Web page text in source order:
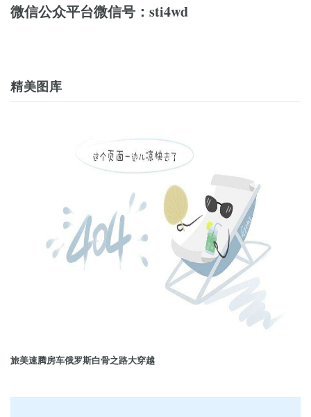
微信公众平台微信号：sti4wd
精美图库
旅美速腾房车俄罗斯白骨之路大穿越